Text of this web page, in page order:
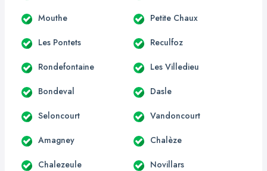
Mouthe Petite Chaux
Les Pontets Reculfoz
Rondefontaine Les Villedieu
Bondeval Dasle
Seloncourt Vandoncourt
Amagney Chalèze
Chalezeule Novillars